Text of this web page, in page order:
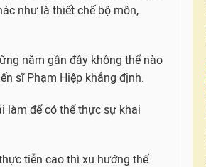
như là thiết chế bộ môn,
năm gần đây không thể nào
sĩ Phạm Hiệp khẳng định.
làm để có thể thực sự khai
tiễn cao thì xu hướng thế